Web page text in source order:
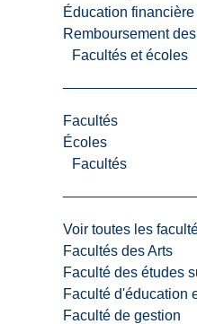
Éducation financière
Remboursement
Facultés et écoles
Facultés
Écoles
Facultés
Voir toutes les
Facultés des Arts
Faculté des études
Faculté d'éducation
Faculté de gestion